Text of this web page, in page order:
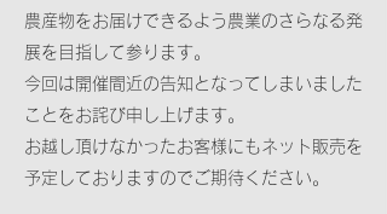
農産物をお届けできるよう農業のさらなる発
展を目指して参ります。
今回は開催間近の告知となってしまいました
ことをお詫び申し上げます。
お越し頂けなかったお客様にもネット販売を
予定しておりますのでご期待ください。